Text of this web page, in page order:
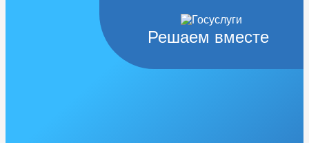
Решаем вместе